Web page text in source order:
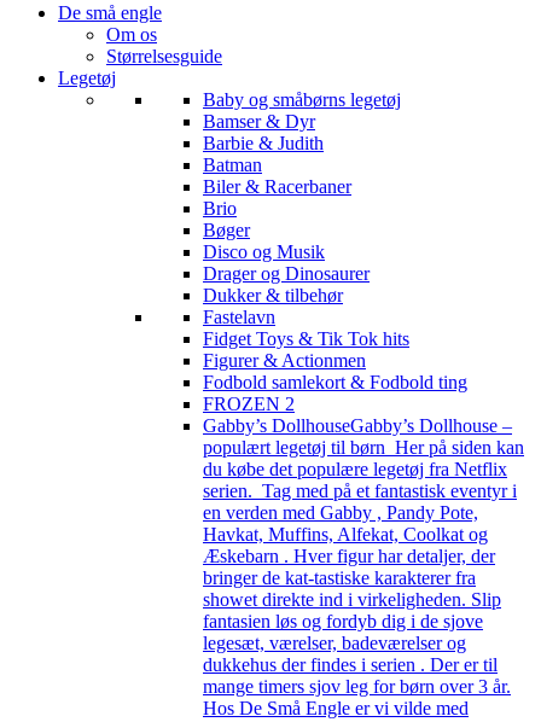
De små engle
Om os
Størrelsesguide
Legetøj
Baby og småbørns legetøj
Bamser & Dyr
Barbie & Judith
Batman
Biler & Racerbaner
Brio
Bøger
Disco og Musik
Drager og Dinosaurer
Dukker & tilbehør
Fastelavn
Fidget Toys & Tik Tok hits
Figurer & Actionmen
Fodbold samlekort & Fodbold ting
FROZEN 2
Gabby’s DollhouseGabby’s Dollhouse –
populært legetøj til børn Her på siden kan
du købe det populære legetøj fra Netflix
serien. Tag med på et fantastisk eventyr i
en verden med Gabby , Pandy Pote,
Havkat, Muffins, Alfekat, Coolkat og
Æskebarn . Hver figur har detaljer, der
bringer de kat-tastiske karakterer fra
showet direkte ind i virkeligheden. Slip
fantasien løs og fordyb dig i de sjove
legesæt, værelser, badeværelser og
dukkehus der findes i serien . Der er til
mange timers sjov leg for børn over 3 år.
Hos De Små Engle er vi vilde med